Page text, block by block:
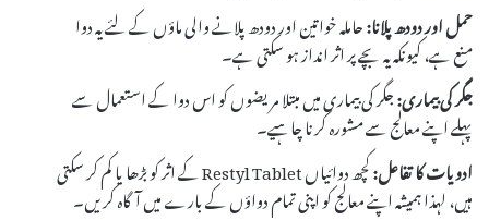
حمل اور دودھ پلانا:حاملہ خواتین اور دودھ پلانے والی ماؤں کے لئے یہ دوا
منع ہے، کیونکہ یہ بچے پر اثر انداز ہو سکتی ہے۔
جگر کی بیماری:جگر کی بیماری میں مبتلا مریضوں کو اس دوا کے استعمال سے
پہلے اپنے معالج سے مشورہ کرنا چاہیے۔
ادویات کا تفاعل:
کچھ دوائیاں Restyl Tablet کے اثر کو بڑھا یا کم کر سکتی
ہیں، لہذا ہمیشہ اپنے معالج کو اپنی تمام دواؤں کے بارے میں آگاہ کریں۔